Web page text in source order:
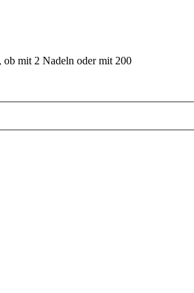
mit 2 Nadeln oder mit 200